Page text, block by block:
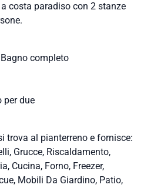
costa paradiso con 2 stanze
completo
per due
trova al pianterreno e fornisce:
Grucce, Riscaldamento,
Cucina, Forno, Freezer,
Mobili Da Giardino, Patio,